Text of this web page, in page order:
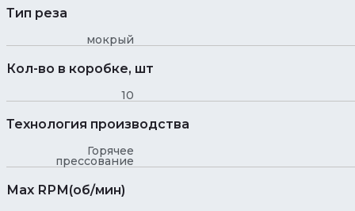
Тип реза
мокрый
Кол-во в коробке, шт
10
Технология производства
Горячее
прессование
Max RPM(об/мин)